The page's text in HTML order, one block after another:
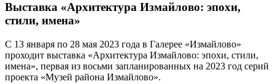
Выставка «Архитектура Измайлово: эпохи,
стили, имена»
С 13 января по 28 мая 2023 года в Галерее «Измайлово»
проходит выставка «Архитектура Измайлово: эпохи, стили,
имена», первая из восьми запланированных на 2023 год серий
проекта «Музей района Измайлово».